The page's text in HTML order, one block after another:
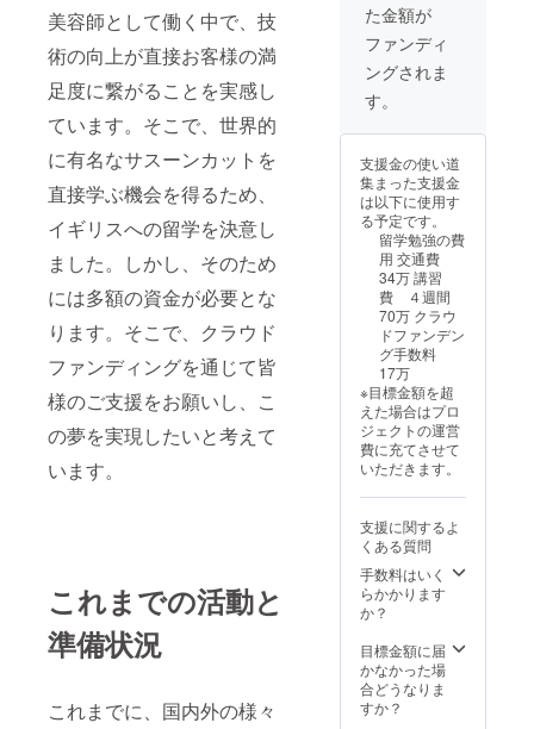
美容師として働く中で、技
術の向上が直接お客様の満
足度に繋がることを実感し
ています。そこで、世界的
に有名なサスーンカットを
直接学ぶ機会を得るため、
イギリスへの留学を決意し
ました。しかし、そのため
には多額の資金が必要とな
ります。そこで、クラウド
ファンディングを通じて皆
様のご支援をお願いし、こ
の夢を実現したいと考えて
います。
これまでの活動と
準備状況
これまでに、国内外の様々
た金額が
ファンディ
ングされま
す。
支援金の使い道
集まった支援金
は以下に使用す
る予定です。
留学勉強の費
用 交通費
34万 講習
費 ４週間
70万 クラウ
ドファンデン
グ手数料
17万
※目標金額を超
えた場合はプロ
ジェクトの運営
費に充てさせて
いただきます。
支援に関するよ
くある質問
手数料はいく
らかかります
か？
目標金額に届
かなかった場
合どうなりま
すか？